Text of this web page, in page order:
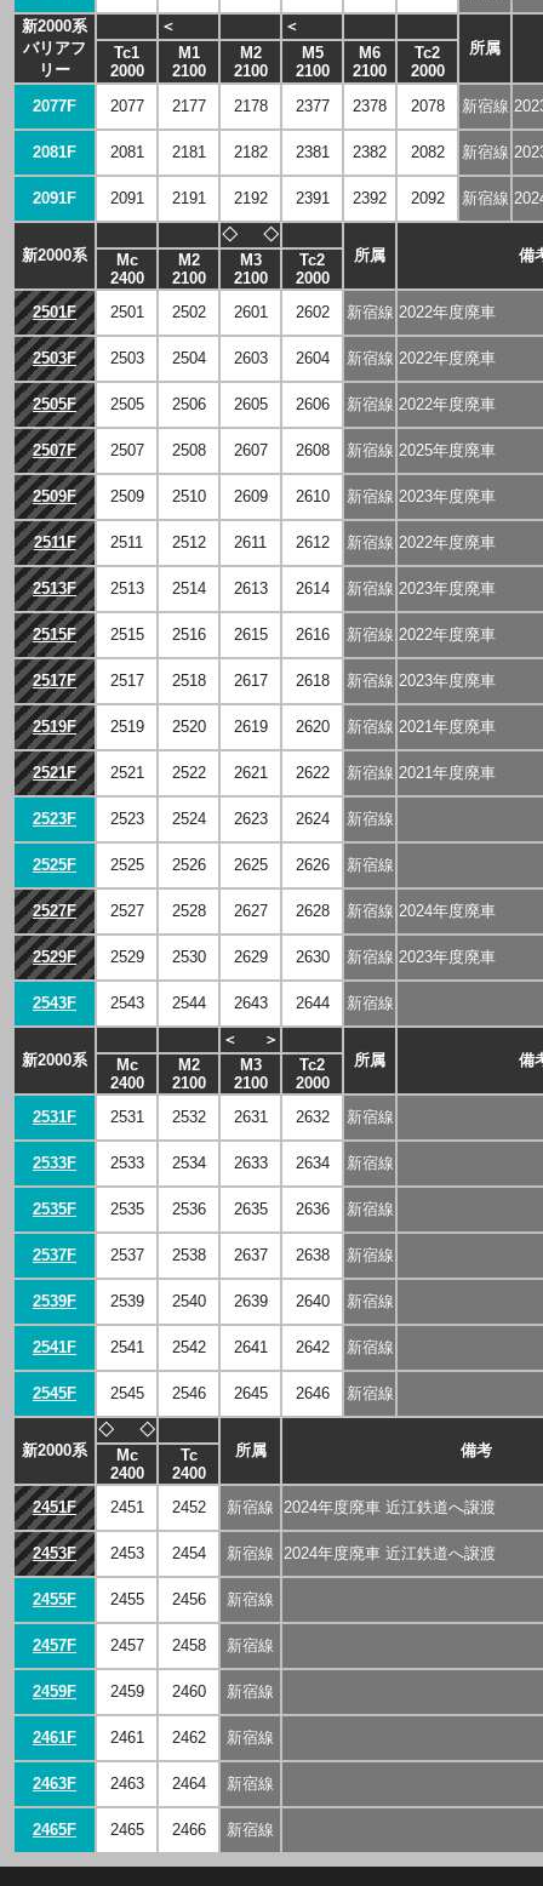
新2000系
バリアフ
リー
＜
＜
所属
Tc1
2000
M1
2100
M2
2100
M5
2100
M6
2100
Tc2
2000
2077F
2077 2177 2178 2377 2378 2078 新宿線
2081F 2081 2181 2182 2381 2382 2082 新宿線
2091F 2091 2191 2192 2391 2392 2092 新宿線
新2000系
◇ ◇
所属
備
Mc
2400
M2
2100
M3
2100
Tc2
2000
2501F
2501 2502 2601 2602 新宿線 2022年度廃車
2503F 2503 2504 2603 2604 新宿線 2022年度廃車
2505F 2505 2506 2605 2606 新宿線 2022年度廃車
2507F 2507 2508 2607 2608 新宿線 2025年度廃車
2509F 2509 2510 2609 2610 新宿線 2023年度廃車
2511F 2511 2512 2611 2612 新宿線 2022年度廃車
2513F 2513 2514 2613 2614 新宿線 2023年度廃車
2515F 2515 2516 2615 2616 新宿線 2022年度廃車
2517F 2517 2518 2617 2618 新宿線 2023年度廃車
2519F 2519 2520 2619 2620 新宿線 2021年度廃車
2521F 2521 2522 2621 2622 新宿線 2021年度廃車
2523F 2523 2524 2623 2624 新宿線
2525F 2525 2526 2625 2626 新宿線
2527F 2527 2528 2627 2628 新宿線 2024年度廃車
2529F 2529 2530 2629 2630 新宿線 2023年度廃車
2543F 2543 2544 2643 2644 新宿線
新2000系
＜
＞
所属
備
Mc
2400
M2
2100
M3
2100
Tc2
2000
2531F
2531 2532 2631 2632 新宿線
2533F 2533 2534 2633 2634 新宿線
2535F 2535 2536 2635 2636 新宿線
2537F 2537 2538 2637 2638 新宿線
2539F 2539 2540 2639 2640 新宿線
2541F 2541 2542 2641 2642 新宿線
2545F 2545 2546 2645 2646 新宿線
新2000系
◇ ◇
所属
備考
Mc
2400
Tc
2400
2451F
2451 2452 新宿線 2024年度廃車 近江鉄道へ譲渡
2453F 2453 2454 新宿線 2024年度廃車 近江鉄道へ譲渡
2455F 2455 2456 新宿線
2457F 2457 2458 新宿線
2459F 2459 2460 新宿線
2461F 2461 2462 新宿線
2463F 2463 2464 新宿線
2465F 2465 2466 新宿線